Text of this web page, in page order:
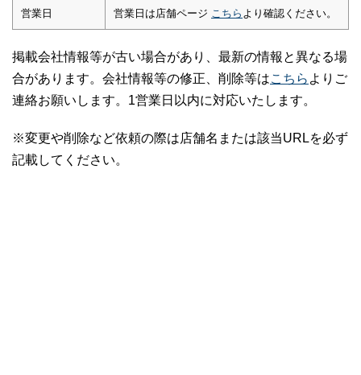
営業日 営業日は店舗ページ こちら より確認ください。
掲載会社情報等が古い場合があり、最新の情報と異なる場
合があります。会社情報等の修正、削除等はこちら よりご
連絡お願いします。1営業日以内に対応いたします。
※変更や削除など依頼の際は店舗名または該当URLを必ず
記載してください。